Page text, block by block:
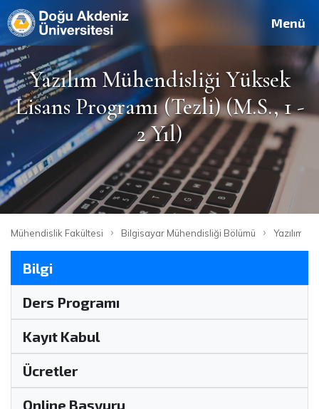
Site Personel
Deutsch Français Menü
Yazılım Mühendisliği Yüksek
Lisans Programı (Tezli) (M.S., 1 -
2 Yıl)
Mühendislik Fakültesi › Bilgisayar Mühendisliği Bölümü › Yazılım
Bilgi
Ders Programı
Kayıt Kabul
Ücretler
Online Başvuru